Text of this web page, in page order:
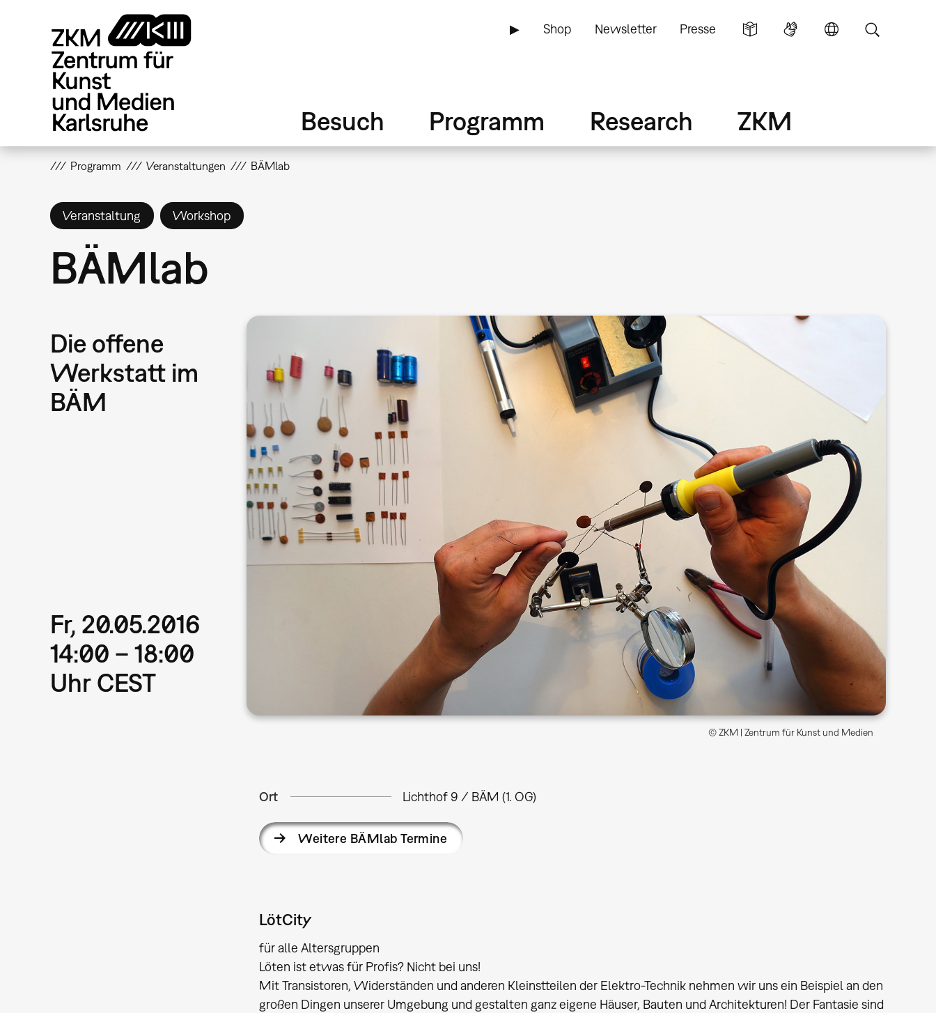
▶ Shop Newsletter Presse
Besuch Programm Research ZKM
Programm Veranstaltungen BÄMlab
Veranstaltung Workshop
BÄMlab
Die offene
Werkstatt im
BÄM
Fr, 20.05.2016
14:00 – 18:00
Uhr CEST
© ZKM | Zentrum für Kunst und Medien
Ort Lichthof 9 / BÄM (1. OG)
Weitere BÄMlab Termine
LötCity
für alle Altersgruppen
Löten ist etwas für Profis? Nicht bei uns!
Mit Transistoren, Widerständen und anderen Kleinstteilen der Elektro-Technik nehmen wir uns ein Beispiel an den
großen Dingen unserer Umgebung und gestalten ganz eigene Häuser, Bauten und Architekturen! Der Fantasie sind